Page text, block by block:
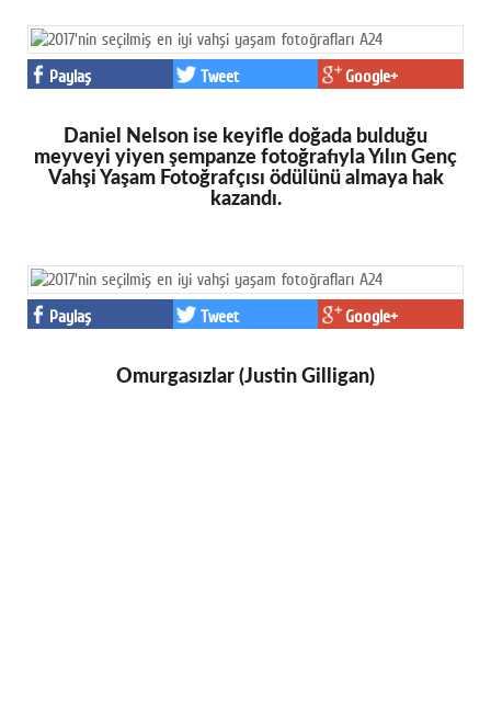
Paylaş Tweet Google+
Daniel Nelson ise keyifle doğada bulduğu
meyveyi yiyen şempanze fotoğrafıyla Yılın Genç
Vahşi Yaşam Fotoğrafçısı ödülünü almaya hak
kazandı.
Paylaş Tweet Google+
Omurgasızlar (Justin Gilligan)